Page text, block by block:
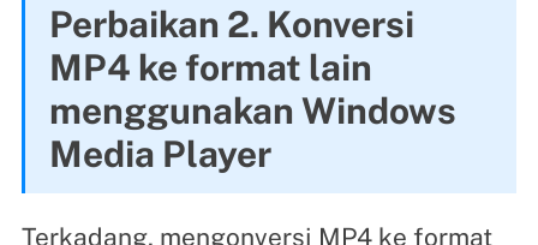
Perbaikan 2. Konversi
MP4 ke format lain
menggunakan Windows
Media Player
Terkadang, mengonversi MP4 ke format